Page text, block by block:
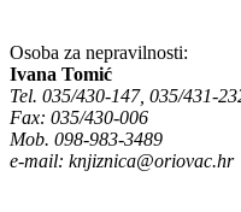
Osoba za nepravilnosti:
Ivana Tomić
Tel. 035/430-147, 035/431-
Fax: 035/430-006
Mob. 098-983-3489
e-mail: knjiznica@oriovac.hr